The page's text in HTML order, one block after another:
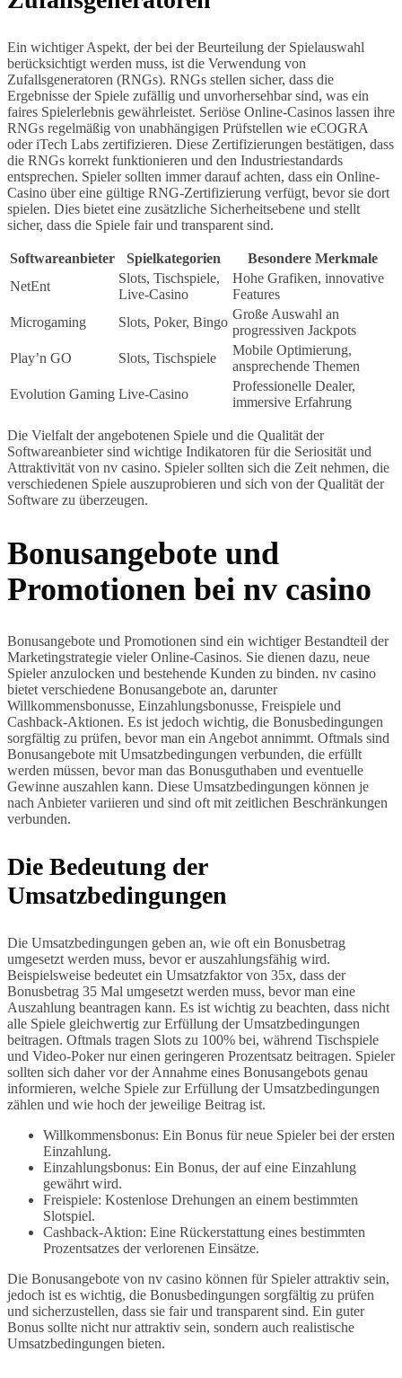
Ein wichtiger Aspekt, der bei der Beurteilung der Spielauswahl
berücksichtigt werden muss, ist die Verwendung von
Zufallsgeneratoren (RNGs). RNGs stellen sicher, dass die
Ergebnisse der Spiele zufällig und unvorhersehbar sind, was ein
faires Spielerlebnis gewährleistet. Seriöse Online-Casinos lassen ihre
RNGs regelmäßig von unabhängigen Prüfstellen wie eCOGRA
oder iTech Labs zertifizieren. Diese Zertifizierungen bestätigen, dass
die RNGs korrekt funktionieren und den Industriestandards
entsprechen. Spieler sollten immer darauf achten, dass ein Online-
Casino über eine gültige RNG-Zertifizierung verfügt, bevor sie dort
spielen. Dies bietet eine zusätzliche Sicherheitsebene und stellt
sicher, dass die Spiele fair und transparent sind.
Softwareanbieter Spielkategorien
Besondere Merkmale
NetEnt
Slots, Tischspiele,
Live-Casino
Hohe Grafiken, innovative
Features
Microgaming
Slots, Poker, Bingo
Große Auswahl an
progressiven Jackpots
Play’n GO
Slots, Tischspiele
Mobile Optimierung,
ansprechende Themen
Evolution Gaming Live-Casino
Professionelle Dealer,
immersive Erfahrung
Die Vielfalt der angebotenen Spiele und die Qualität der
Softwareanbieter sind wichtige Indikatoren für die Seriosität und
Attraktivität von nv casino. Spieler sollten sich die Zeit nehmen, die
verschiedenen Spiele auszuprobieren und sich von der Qualität der
Software zu überzeugen.
Bonusangebote und
Promotionen bei nv casino
Bonusangebote und Promotionen sind ein wichtiger Bestandteil der
Marketingstrategie vieler Online-Casinos. Sie dienen dazu, neue
Spieler anzulocken und bestehende Kunden zu binden. nv casino
bietet verschiedene Bonusangebote an, darunter
Willkommensbonusse, Einzahlungsbonusse, Freispiele und
Cashback-Aktionen. Es ist jedoch wichtig, die Bonusbedingungen
sorgfältig zu prüfen, bevor man ein Angebot annimmt. Oftmals sind
Bonusangebote mit Umsatzbedingungen verbunden, die erfüllt
werden müssen, bevor man das Bonusguthaben und eventuelle
Gewinne auszahlen kann. Diese Umsatzbedingungen können je
nach Anbieter variieren und sind oft mit zeitlichen Beschränkungen
verbunden.
Die Bedeutung der
Umsatzbedingungen
Die Umsatzbedingungen geben an, wie oft ein Bonusbetrag
umgesetzt werden muss, bevor er auszahlungsfähig wird.
Beispielsweise bedeutet ein Umsatzfaktor von 35x, dass der
Bonusbetrag 35 Mal umgesetzt werden muss, bevor man eine
Auszahlung beantragen kann. Es ist wichtig zu beachten, dass nicht
alle Spiele gleichwertig zur Erfüllung der Umsatzbedingungen
beitragen. Oftmals tragen Slots zu 100% bei, während Tischspiele
und Video-Poker nur einen geringeren Prozentsatz beitragen. Spieler
sollten sich daher vor der Annahme eines Bonusangebots genau
informieren, welche Spiele zur Erfüllung der Umsatzbedingungen
zählen und wie hoch der jeweilige Beitrag ist.
Willkommensbonus: Ein Bonus für neue Spieler bei der ersten
Einzahlung.
Einzahlungsbonus: Ein Bonus, der auf eine Einzahlung
gewährt wird.
Freispiele: Kostenlose Drehungen an einem bestimmten
Slotspiel.
Cashback-Aktion: Eine Rückerstattung eines bestimmten
Prozentsatzes der verlorenen Einsätze.
Die Bonusangebote von nv casino können für Spieler attraktiv sein,
jedoch ist es wichtig, die Bonusbedingungen sorgfältig zu prüfen
und sicherzustellen, dass sie fair und transparent sind. Ein guter
Bonus sollte nicht nur attraktiv sein, sondern auch realistische
Umsatzbedingungen bieten.